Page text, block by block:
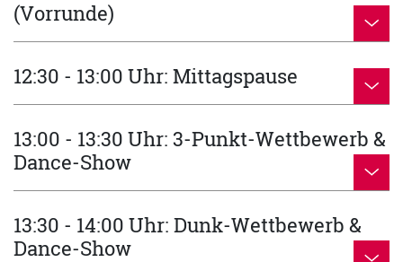
(Vorrunde)
12:30 - 13:00 Uhr: Mittagspause
13:00 - 13:30 Uhr: 3-Punkt-Wettbewerb &
Dance-Show
13:30 - 14:00 Uhr: Dunk-Wettbewerb &
Dance-Show